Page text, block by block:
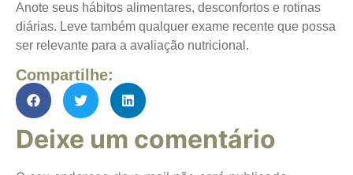
Anote seus hábitos alimentares, desconfortos e rotinas
diárias. Leve também qualquer exame recente que possa
ser relevante para a avaliação nutricional.
Compartilhe:
Deixe um comentário